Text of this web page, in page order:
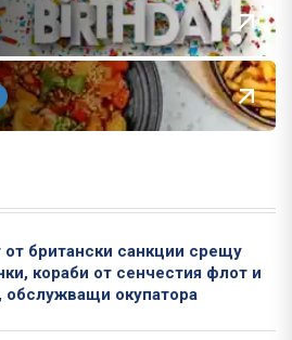
от британски санкции срещу
кораби от сенчестия флот и
обслужващи окупатора